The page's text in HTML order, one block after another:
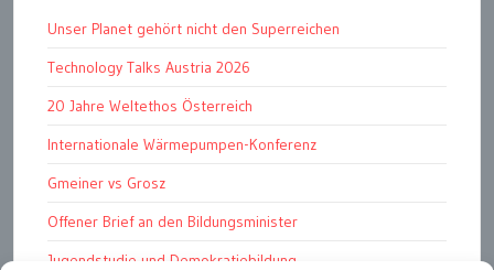
Unser Planet gehört nicht den Superreichen
Technology Talks Austria 2026
20 Jahre Weltethos Österreich
Internationale Wärmepumpen-Konferenz
Gmeiner vs Grosz
Offener Brief an den Bildungsminister
Jugendstudie und Demokratiebildung